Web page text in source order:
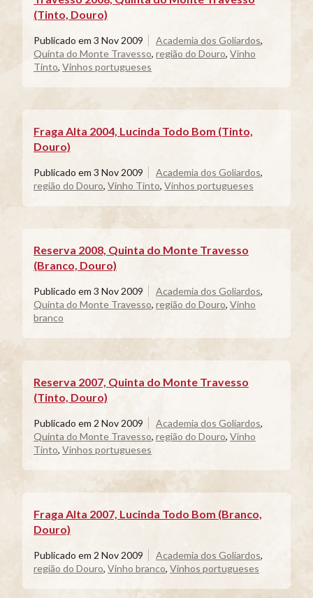
(Tinto, Douro)
Publicado em 3 Nov 2009 Academia dos Goliardos,
Quinta do Monte Travesso, região do Douro, Vinho
Tinto, Vinhos portugueses
Fraga Alta 2004, Lucinda Todo Bom (Tinto,
Douro)
Publicado em 3 Nov 2009 Academia dos Goliardos,
região do Douro, Vinho Tinto, Vinhos portugueses
Reserva 2008, Quinta do Monte Travesso
(Branco, Douro)
Publicado em 3 Nov 2009 Academia dos Goliardos,
Quinta do Monte Travesso, região do Douro, Vinho
branco
Reserva 2007, Quinta do Monte Travesso
(Tinto, Douro)
Publicado em 2 Nov 2009 Academia dos Goliardos,
Quinta do Monte Travesso, região do Douro, Vinho
Tinto, Vinhos portugueses
Fraga Alta 2007, Lucinda Todo Bom (Branco,
Douro)
Publicado em 2 Nov 2009 Academia dos Goliardos,
região do Douro, Vinho branco, Vinhos portugueses